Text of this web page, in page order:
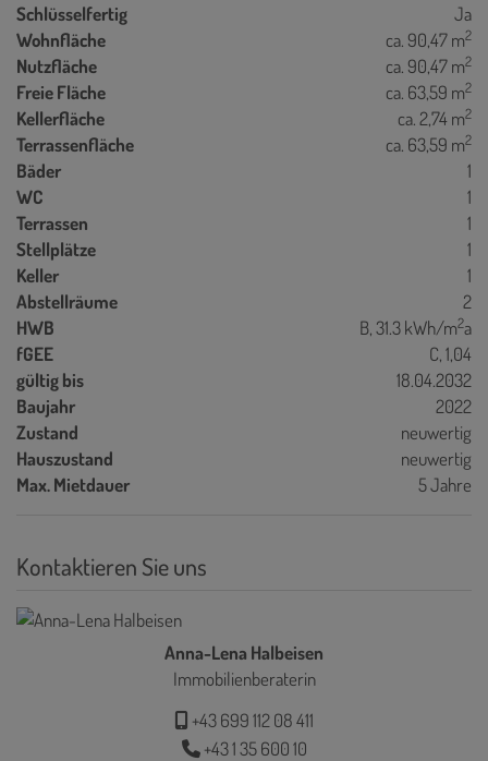
Schlüsselfertig
Ja
Wohnfläche
ca. 90,47 m2
Nutzfläche ca. 90,47 m2
Freie Fläche ca. 63,59 m2
Kellerfläche ca. 2,74 m2
Terrassenfläche ca. 63,59 m2
Bäder
1
WC
1
Terrassen
1
Stellplätze
1
Keller
1
Abstellräume
2
HWB
B, 31.3 kWh/m2a
fGEE
C, 1,04
gültig bis
18.04.2032
Baujahr
2022
Zustand
neuwertig
Hauszustand
neuwertig
Max. Mietdauer
5 Jahre
Kontaktieren Sie uns
Anna-Lena Halbeisen
Immobilienberaterin
+43 699 112 08 411
+43 1 35 600 10